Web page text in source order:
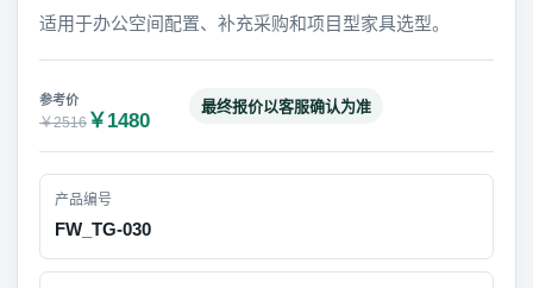
适用于办公空间配置、补充采购和项目型家具选型。
￥2516 ￥1480
最终报价以客服确认为准
产品编号
FW_TG-030